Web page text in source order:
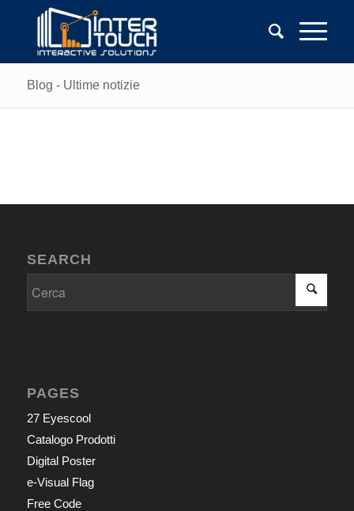
Blog - Ultime notizie
SEARCH
PAGES
27 Eyescool
Catalogo Prodotti
Digital Poster
e-Visual Flag
Free Code